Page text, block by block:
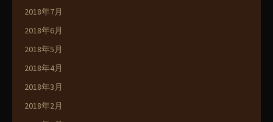
2018年7月
2018年6月
2018年5月
2018年4月
2018年3月
2018年2月